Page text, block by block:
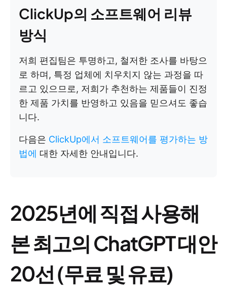
ClickUp의 소프트웨어 리뷰
방식
저희 편집팀은 투명하고, 철저한 조사를 바탕으
로 하며, 특정 업체에 치우치지 않는 과정을 따
르고 있으므로, 저희가 추천하는 제품들이 진정
한 제품 가치를 반영하고 있음을 믿으셔도 좋습
니다.
다음은 ClickUp에서 소프트웨어를 평가하는 방
법에 대한 자세한 안내입니다.
2025년에 직접 사용해
본 최고의 ChatGPT 대안
20선 (무료 및 유료)